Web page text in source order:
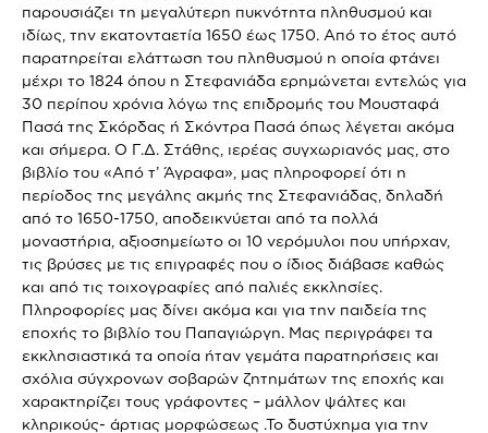
παρουσιάζει τη μεγαλύτερη πυκνότητα πληθυσμού και
ιδίως, την εκατονταετία 1650 έως 1750. Από το έτος αυτό
παρατηρείται ελάττωση του πληθυσμού η οποία φτάνει
μέχρι το 1824 όπου η Στεφανιάδα ερημώνεται εντελώς για
30 περίπου χρόνια λόγω της επιδρομής του Μουσταφά
Πασά της Σκόρδας ή Σκόντρα Πασά όπως λέγεται ακόμα
και σήμερα. Ο Γ.Δ. Στάθης, ιερέας συγχωριανός μας, στο
βιβλίο του «Από τ’ Άγραφα», μας πληροφορεί ότι η
περίοδος της μεγάλης ακμής της Στεφανιάδας, δηλαδή
από το 1650-1750, αποδεικνύεται από τα πολλά
μοναστήρια, αξιοσημείωτο οι 10 νερόμυλοι που υπήρχαν,
τις βρύσες με τις επιγραφές που ο ίδιος διάβασε καθώς
και από τις τοιχογραφίες από παλιές εκκλησίες.
Πληροφορίες μας δίνει ακόμα και για την παιδεία της
εποχής το βιβλίο του Παπαγιώργη. Μας περιγράφει τα
εκκλησιαστικά τα οποία ήταν γεμάτα παρατηρήσεις και
σχόλια σύγχρονων σοβαρών ζητημάτων της εποχής και
χαρακτηρίζει τους γράφοντες – μάλλον ψάλτες και
κληρικούς- άρτιας μορφώσεως .Το δυστύχημα για την